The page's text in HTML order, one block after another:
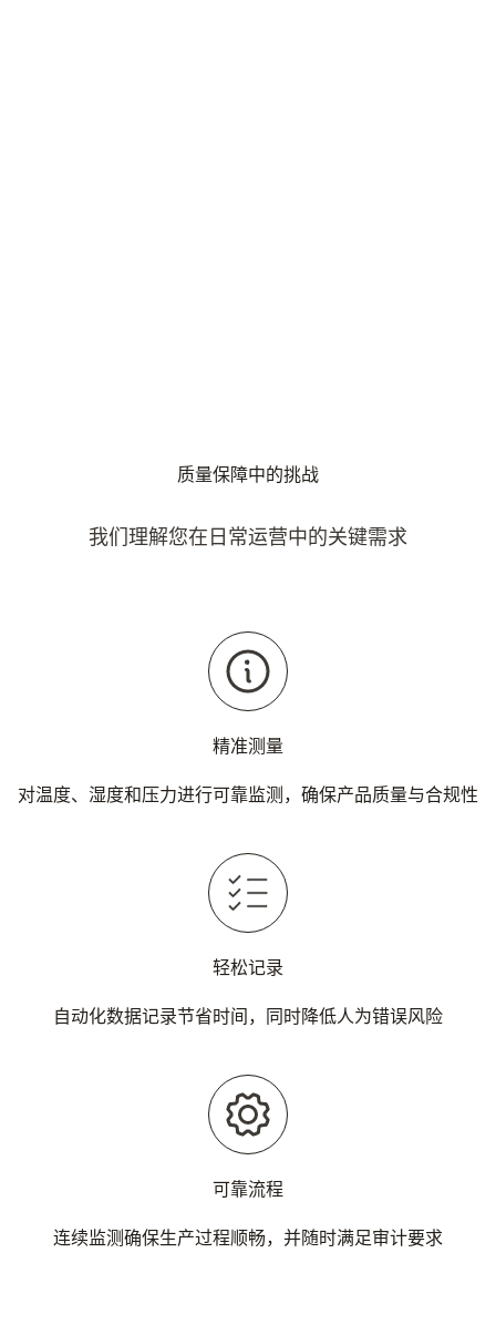
质量保障中的挑战
我们理解您在日常运营中的关键需求
精准测量
对温度、湿度和压力进行可靠监测，确保产品质量与合规性
轻松记录
自动化数据记录节省时间，同时降低人为错误风险
可靠流程
连续监测确保生产过程顺畅，并随时满足审计要求